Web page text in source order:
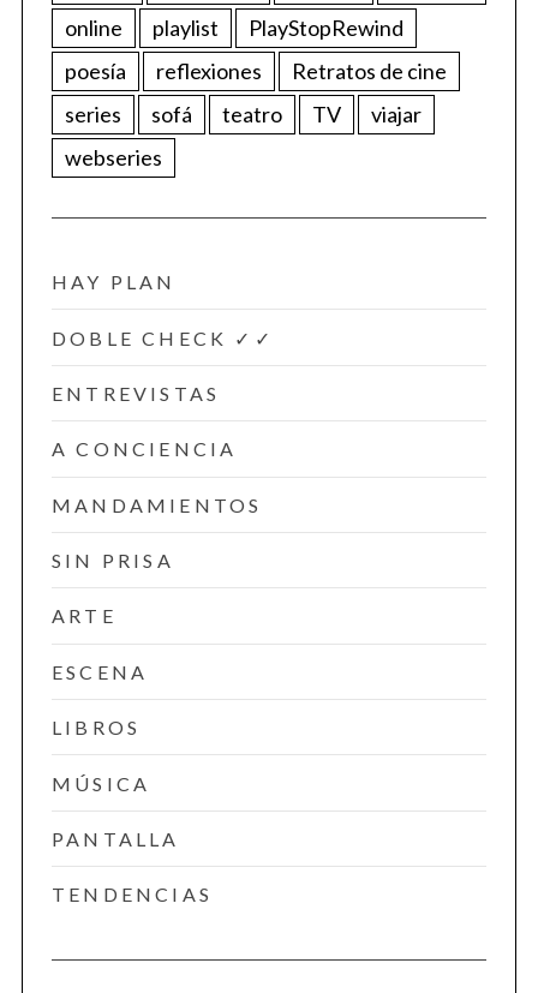
online
playlist
PlayStopRewind
poesía
reflexiones
Retratos de cine
series
sofá teatro TV
viajar
webseries
HAY PLAN
DOBLE CHECK ✓✓
ENTREVISTAS
A CONCIENCIA
MANDAMIENTOS
SIN PRISA
ARTE
ESCENA
LIBROS
MÚSICA
PANTALLA
TENDENCIAS